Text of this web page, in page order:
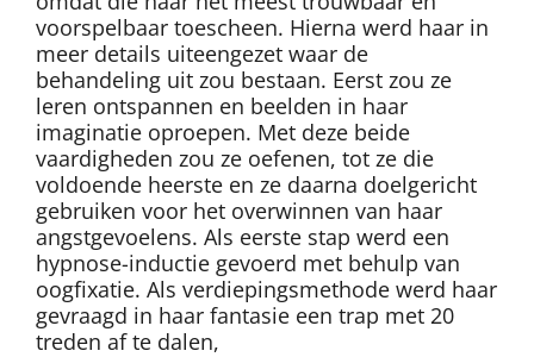
voorspelbaar toescheen. Hierna werd haar in
meer details uiteengezet waar de
behandeling uit zou bestaan. Eerst zou ze
leren ontspannen en beelden in haar
imaginatie oproepen. Met deze beide
vaardigheden zou ze oefenen, tot ze die
voldoende heerste en ze daarna doelgericht
gebruiken voor het overwinnen van haar
angstgevoelens. Als eerste stap werd een
hypnose-inductie gevoerd met behulp van
oogfixatie. Als verdiepingsmethode werd haar
gevraagd in haar fantasie een trap met 20
treden af te dalen,